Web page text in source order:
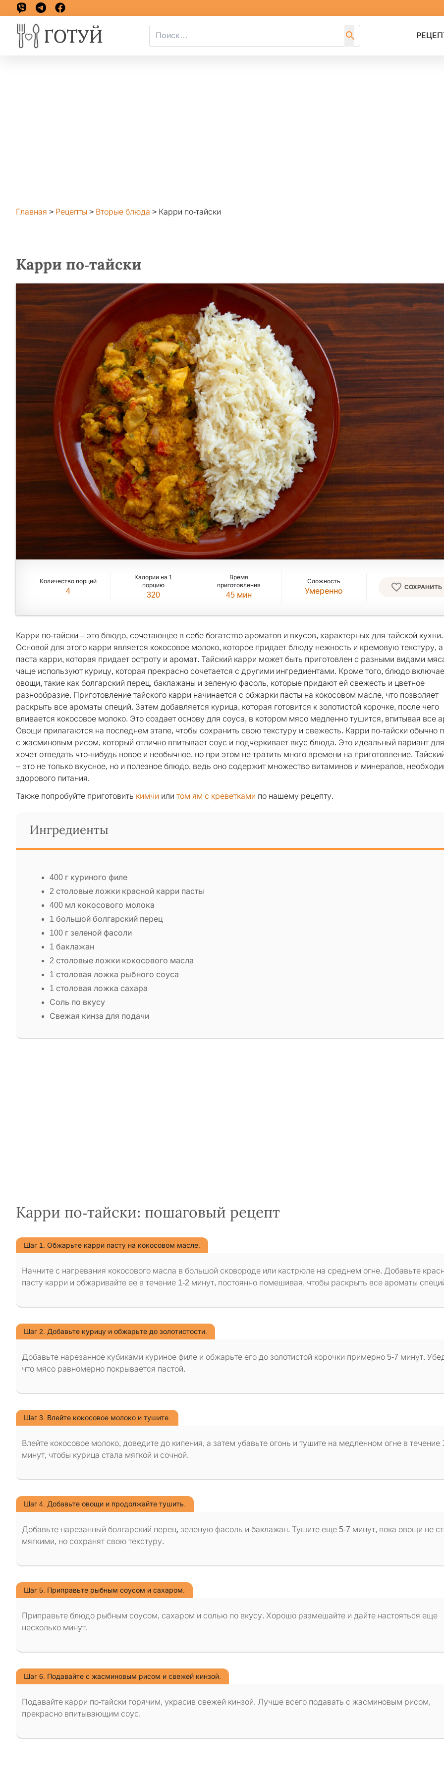
Главная > Рецепты > Вторые блюда > Карри по-тайски
Карри по-тайски
Количество порций
4
Калории на 1
порцию
320
Время
приготовления
45 мин
Сложность
Умеренно СОХРАНИТЬ
Карри по-тайски – это блюдо, сочетающее в себе богатство ароматов и вкусов, характерных для тайской кухни.
Основой для этого карри является кокосовое молоко, которое придает блюду нежность и кремовую текстуру,
паста карри, которая придает остроту и аромат. Тайский карри может быть приготовлен с разными видами
чаще используют курицу, которая прекрасно сочетается с другими ингредиентами. Кроме того, блюдо
овощи, такие как болгарский перец, баклажаны и зеленую фасоль, которые придают ей свежесть и цветное
разнообразие. Приготовление тайского карри начинается с обжарки пасты на кокосовом масле, что позволяет
раскрыть все ароматы специй. Затем добавляется курица, которая готовится к золотистой корочке, после чего
вливается кокосовое молоко. Это создает основу для соуса, в котором мясо медленно тушится, впитывая все
Овощи прилагаются на последнем этапе, чтобы сохранить свою текстуру и свежесть. Карри по-тайски обычно
с жасминовым рисом, который отлично впитывает соус и подчеркивает вкус блюда. Это идеальный вариант для
хочет отведать что-нибудь новое и необычное, но при этом не тратить много времени на приготовление.
– это не только вкусное, но и полезное блюдо, ведь оно содержит множество витаминов и минералов,
здорового питания.
Также попробуйте приготовить кимчи или том ям с креветками по нашему рецепту.
Ингредиенты
400 г куриного филе
2 столовые ложки красной карри пасты
400 мл кокосового молока
1 большой болгарский перец
100 г зеленой фасоли
1 баклажан
2 столовые ложки кокосового масла
1 столовая ложка рыбного соуса
1 столовая ложка сахара
Соль по вкусу
Свежая кинза для подачи
Карри по-тайски: пошаговый рецепт
Шаг 1. Обжарьте карри пасту на кокосовом масле.
Начните с нагревания кокосового масла в большой сковороде или кастрюле на среднем огне. Добавьте
пасту карри и обжаривайте ее в течение 1-2 минут, постоянно помешивая, чтобы раскрыть все ароматы
Шаг 2. Добавьте курицу и обжарьте до золотистости.
Добавьте нарезанное кубиками куриное филе и обжарьте его до золотистой корочки примерно 5-7 минут.
что мясо равномерно покрывается пастой.
Шаг 3. Влейте кокосовое молоко и тушите.
Влейте кокосовое молоко, доведите до кипения, а затем убавьте огонь и тушите на медленном огне в течение
минут, чтобы курица стала мягкой и сочной.
Шаг 4. Добавьте овощи и продолжайте тушить.
Добавьте нарезанный болгарский перец, зеленую фасоль и баклажан. Тушите еще 5-7 минут, пока овощи не
мягкими, но сохранят свою текстуру.
Шаг 5. Приправьте рыбным соусом и сахаром.
Приправьте блюдо рыбным соусом, сахаром и солью по вкусу. Хорошо размешайте и дайте настояться еще
несколько минут.
Шаг 6. Подавайте с жасминовым рисом и свежей кинзой.
Подавайте карри по-тайски горячим, украсив свежей кинзой. Лучше всего подавать с жасминовым рисом,
прекрасно впитывающим соус.